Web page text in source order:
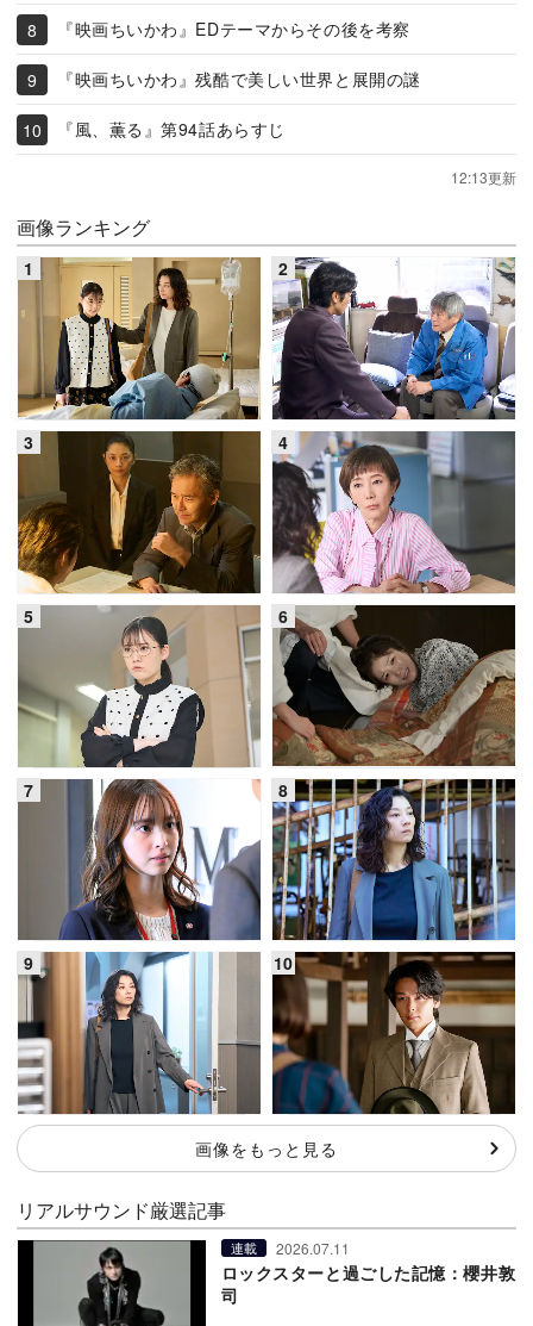
『映画ちいかわ』EDテーマからその後を考察
『映画ちいかわ』残酷で美しい世界と展開の謎
『風、薫る』第94話あらすじ
12:13更新
画像ランキング
画像をもっと見る
リアルサウンド厳選記事
連載 2026.07.11
ロックスターと過ごした記憶：櫻井敦
司